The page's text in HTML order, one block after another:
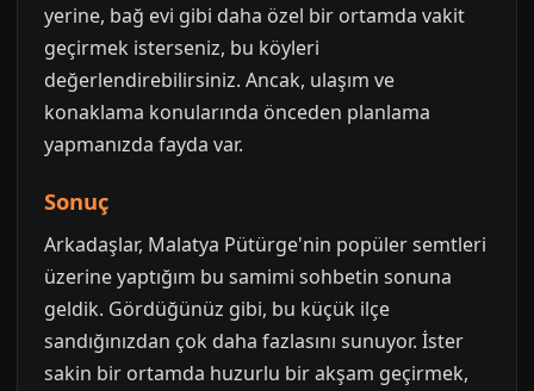
yerine, bağ evi gibi daha özel bir ortamda vakit
geçirmek isterseniz, bu köyleri
değerlendirebilirsiniz. Ancak, ulaşım ve
konaklama konularında önceden planlama
yapmanızda fayda var.
Sonuç
Arkadaşlar, Malatya Pütürge'nin popüler semtleri
üzerine yaptığım bu samimi sohbetin sonuna
geldik. Gördüğünüz gibi, bu küçük ilçe
sandığınızdan çok daha fazlasını sunuyor. İster
sakin bir ortamda huzurlu bir akşam geçirmek,